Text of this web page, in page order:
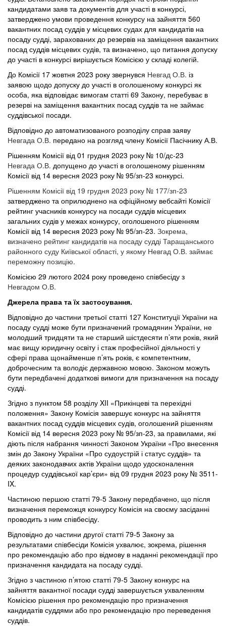
кандидатами заяв та документів для участі в конкурсі,
затверджено умови проведення конкурсу на зайняття 560
вакантних посад суддів у місцевих судах для кандидатів на
посаду судді, зарахованих до резервів на заміщення вакантних
посад суддів місцевих судів, та визначено, що питання допуску
до участі в конкурсі вирішується Комісією у складі колегій.
До Комісії 17 жовтня 2023 року звернувся Невгад О.В. із
заявою щодо допуску до участі в оголошеному конкурсі як
особа, яка відповідає вимогам статті 69 Закону, перебуває в
резерві на заміщення вакантних посад суддів та не займає
суддівської посади.
Відповідно до автоматизованого розподілу справ заяву
Невгада О.В. передано на розгляд члену Комісії Пасічнику А.В.
Рішенням Комісії від 01 грудня 2023 року № 10/дс-23
Невгада О.В. допущено до участі в оголошеному рішенням
Комісії від 14 вересня 2023 року № 95/зп-23 конкурсі.
Рішенням Комісії від 19 грудня 2023 року № 177/зп-23
затверджено та оприлюднено на офіційному вебсайті Комісії
рейтинг учасників конкурсу на посади суддів місцевих
загальних судів у межах конкурсу, оголошеного рішенням
Комісії від 14 вересня 2023 року № 95/зп-23. Зокрема,
визначено рейтинг кандидатів на посаду судді Таращанського
районного суду Київської області, у якому Невгад О.В. займає
переможну позицію.
Комісією 29 лютого 2024 року проведено співбесіду з
Невгадом О.В.
Джерела права та їх застосування.
Відповідно до частини третьої статті 127 Конституції України на
посаду судді може бути призначений громадянин України, не
молодший тридцяти та не старший шістдесяти п’яти років, який
має вищу юридичну освіту і стаж професійної діяльності у
сфері права щонайменше п’ять років, є компетентним,
доброчесним та володіє державною мовою. Законом можуть
бути передбачені додаткові вимоги для призначення на посаду
судді.
Згідно з пунктом 58 розділу XII «Прикінцеві та перехідні
положення» Закону Комісія завершує конкурс на зайняття
вакантних посад суддів місцевих судів, оголошений рішенням
Комісії від 14 вересня 2023 року № 95/зп-23, за правилами, які
діють після набрання чинності Законом України «Про внесення
змін до Закону України «Про судоустрій і статус суддів» та
деяких законодавчих актів України щодо удосконалення
процедур суддівської кар’єри» від 09 грудня 2023 року № 3511-
IX.
Частиною першою статті 79-5 Закону передбачено, що після
визначення переможця конкурсу Комісія на своєму засіданні
проводить з ним співбесіду.
Відповідно до частини другої статті 79-5 Закону за
результатами співбесіди Комісія ухвалює, зокрема, рішення
про рекомендацію або про відмову в наданні рекомендації про
призначення кандидата на посаду судді.
Згідно з частиною п’ятою статті 79-5 Закону конкурс на
зайняття вакантної посади судді завершується ухваленням
Комісією рішення про рекомендацію про призначення
кандидатів суддями або про рекомендацію про переведення
суддів.